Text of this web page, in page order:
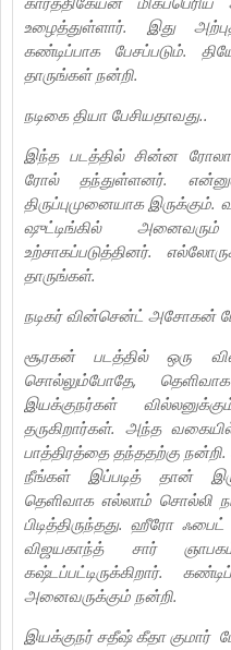
உழைத்துள்ளார். இது
கண்டிப்பாக பேசப்படும்.
தாருங்கள் நன்றி.
நடிகை தியா பேசியதாவது..
இந்த படத்தில் சின்ன
ரோல் தந்துள்ளனர்.
திருப்புமுனையாக இருக்கும்.
ஷுட்டிங்கில்
உற்சாகப்படுத்தினர்.
தாருங்கள்.
நடிகர் வின்சென்ட் அசோகன்
சூரகன் படத்தில் ஒரு
சொல்லும்போதே,
இயக்குநர்கள்
தருகிறார்கள். அந்த
பாத்திரத்தை தந்ததற்கு
நீங்கள் இப்படித் தான்
தெளிவாக எல்லாம் சொல்லி
பிடித்திருந்தது. ஹீரோ
விஜயகாந்த் சார்
கஷ்டப்பட்டிருக்கிறார்.
அனைவருக்கும் நன்றி.
இயக்குநர் சதீஷ் கீதா குமார்